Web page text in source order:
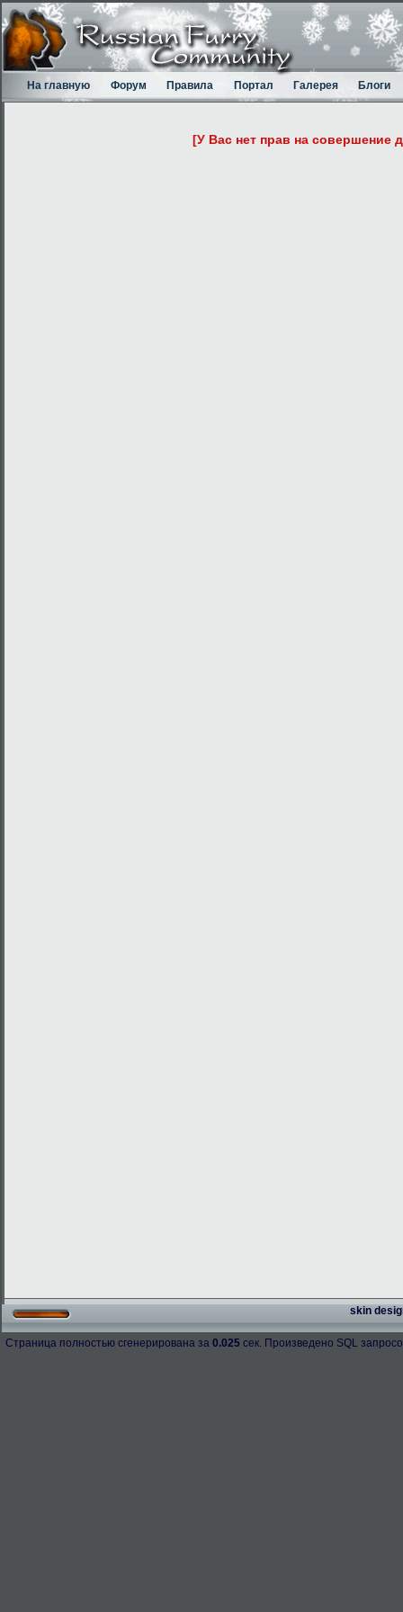
На главную Форум Правила Портал Галерея Блоги
[У Вас нет прав на совершение
skin
Страница полностью сгенерирована за 0.025 сек. Произведено SQL